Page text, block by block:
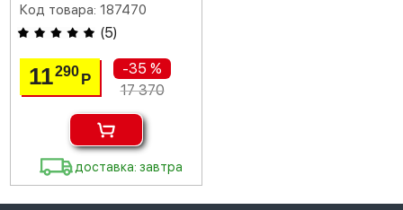
Код товара: 187470
(5)
11290Р
-35 %
17 370
доставка: завтра